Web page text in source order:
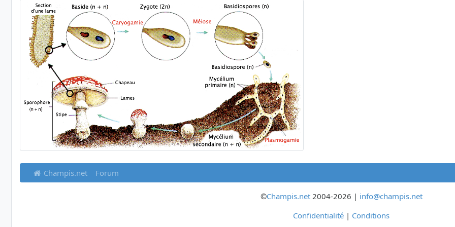
Champis.net Forum
©Champis.net2004-2026 | info@champis.net
Confidentialité | Conditions